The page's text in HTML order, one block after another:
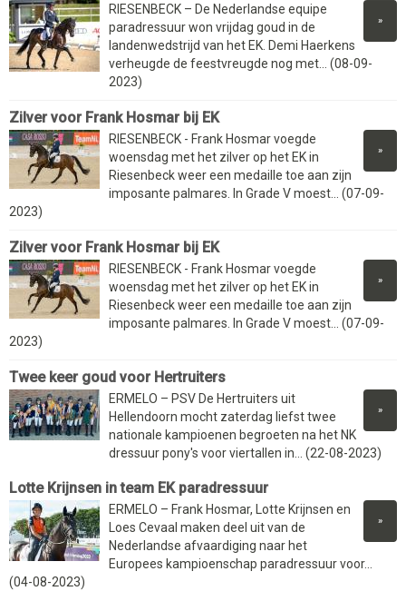
»
RIESENBECK – De Nederlandse equipe
paradressuur won vrijdag goud in de
landenwedstrijd van het EK. Demi Haerkens
verheugde de feestvreugde nog met... (08-09-
2023)
Zilver voor Frank Hosmar bij EK
»
RIESENBECK - Frank Hosmar voegde
woensdag met het zilver op het EK in
Riesenbeck weer een medaille toe aan zijn
imposante palmares. In Grade V moest... (07-09-
2023)
Zilver voor Frank Hosmar bij EK
»
RIESENBECK - Frank Hosmar voegde
woensdag met het zilver op het EK in
Riesenbeck weer een medaille toe aan zijn
imposante palmares. In Grade V moest... (07-09-
2023)
Twee keer goud voor Hertruiters
»
ERMELO – PSV De Hertruiters uit
Hellendoorn mocht zaterdag liefst twee
nationale kampioenen begroeten na het NK
dressuur pony's voor viertallen in... (22-08-2023)
Lotte Krijnsen in team EK paradressuur
»
ERMELO – Frank Hosmar, Lotte Krijnsen en
Loes Cevaal maken deel uit van de
Nederlandse afvaardiging naar het
Europees kampioenschap paradressuur voor...
(04-08-2023)